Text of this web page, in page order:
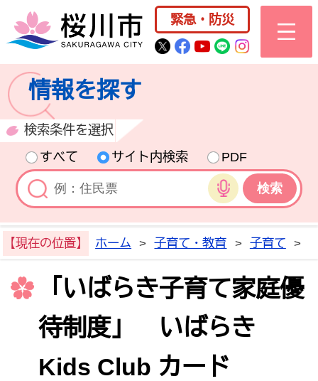
桜川市公式ホー
緊急・防災
桜川市公式Twitter
桜川市公式
桜川市公式
桜川市公式
情報を探す
検索条件を選択
すべて
サイト内検索
PDF
音声検索
【現在の位置】 ホーム > 子育て・教育 > 子育て >
「いばらき子育て家庭優
待制度」 いばらき
Kids Club カード